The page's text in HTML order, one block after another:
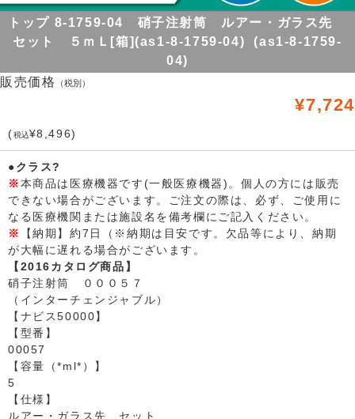
トップ 8-1759-04 硝子注射筒 ルアー・ガラス先
セット ５ｍＬ[箱](as1-8-1759-04) (as1-8-1759-
04)
販売価格
（税別）
¥7,724
(税込¥8,496)
●クラス?
※本商品は医療機器です(一般医療機器)。個人の方には販売
できない場合がございます。ご注文の際は、必ず、ご使用に
なる医療機関または施設名を備考欄にご記入ください。
※
【納期】約7日（※納期は目安です。欠品等により、納期
が大幅に遅れる場合がございます。
【2016カタログ商品】
硝子注射筒 ０００５７
（インターチェンジャブル）
【ナビス50000】
【型番】
00057
【容量（*ml*）】
5
【仕様】
ルアー・ガラス先 セット